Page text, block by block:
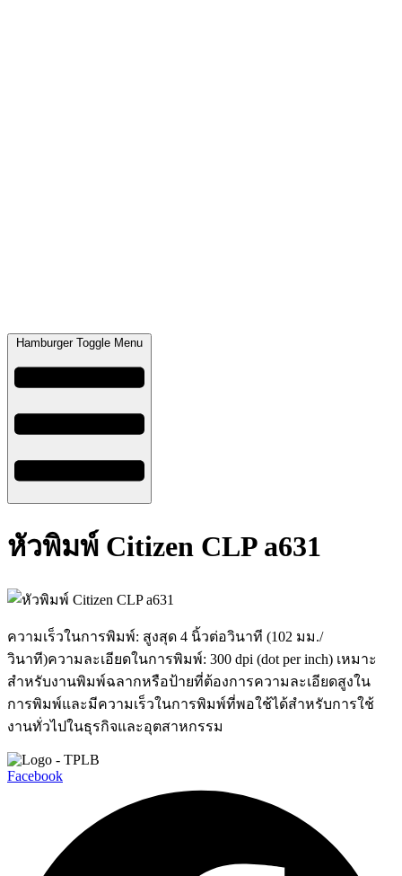
Hamburger Toggle Menu
หัวพิมพ์ Citizen CLP a631
ความเร็วในการพิมพ์: สูงสุด 4 นิ้วต่อวินาที (102 มม./
วินาที)ความละเอียดในการพิมพ์: 300 dpi (dot per inch) เหมาะ
สำหรับงานพิมพ์ฉลากหรือป้ายที่ต้องการความละเอียดสูงใน
การพิมพ์และมีความเร็วในการพิมพ์ที่พอใช้ได้สำหรับการใช้
งานทั่วไปในธุรกิจและอุตสาหกรรม
Facebook